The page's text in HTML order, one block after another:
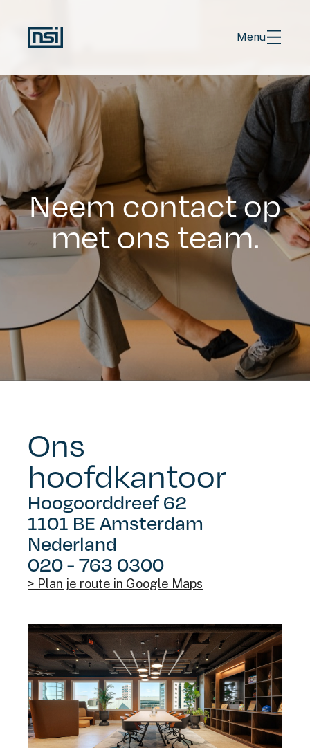
Menu
EN
Portefeuille
Verhalen
Over ons
Contact
Investors (EN)
Werken bij
Neem contact op
met ons team.
Ons
hoofdkantoor
Hoogoorddreef 62
1101 BE Amsterdam
Nederland
020 - 763 0300
> Plan je route in Google Maps